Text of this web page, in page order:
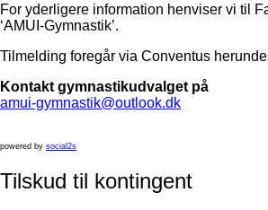
For yderligere information henviser vi til
‘AMUI-Gymnastik’.
Tilmelding foregår via Conventus
Kontakt gymnastikudvalget på
amui-gymnastik@outlook.dk
powered by social2s
Tilskud til kontingent